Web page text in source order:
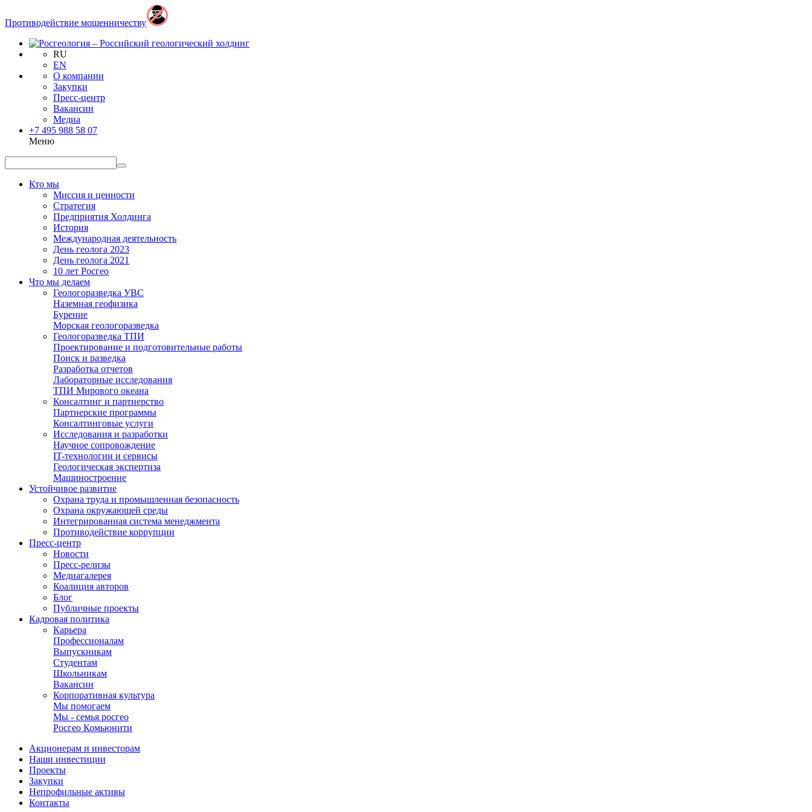
Противодействие мошенничеству
RU
EN
О компании
Закупки
Пресс-центр
Вакансии
Медиа
+7 495 988 58 07
Меню
Кто мы
Миссия и ценности
Стратегия
Предприятия Холдинга
История
Международная деятельность
День геолога 2023
День геолога 2021
10 лет Росгео
Что мы делаем
Геологоразведка УВС
Наземная геофизика
Бурение
Морская геологоразведка
Геологоразведка ТПИ
Проектирование и подготовительные работы
Поиск и разведка
Разработка отчетов
Лабораторные исследования
ТПИ Мирового океана
Консалтинг и партнерство
Партнерские программы
Консалтинговые услуги
Исследования и разработки
Научное сопровождение
IT-технологии и сервисы
Геологическая экспертиза
Машиностроение
Устойчивое развитие
Охрана труда и промышленная безопасность
Охрана окружающей среды
Интегрированная система менеджмента
Противодействие коррупции
Пресс-центр
Новости
Пресс-релизы
Медиагалерея
Коалиция авторов
Блог
Публичные проекты
Кадровая политика
Карьера
Профессионалам
Выпускникам
Студентам
Школьникам
Вакансии
Корпоративная культура
Мы помогаем
Мы - семья росгео
Росгео Комьюнити
Акционерам и инвесторам
Наши инвестиции
Проекты
Закупки
Непрофильные активы
Контакты